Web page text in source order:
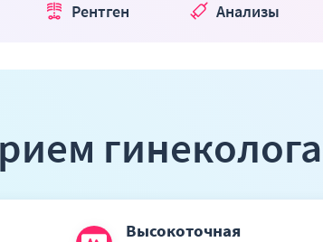
Рентген Анализы
Высокоточная